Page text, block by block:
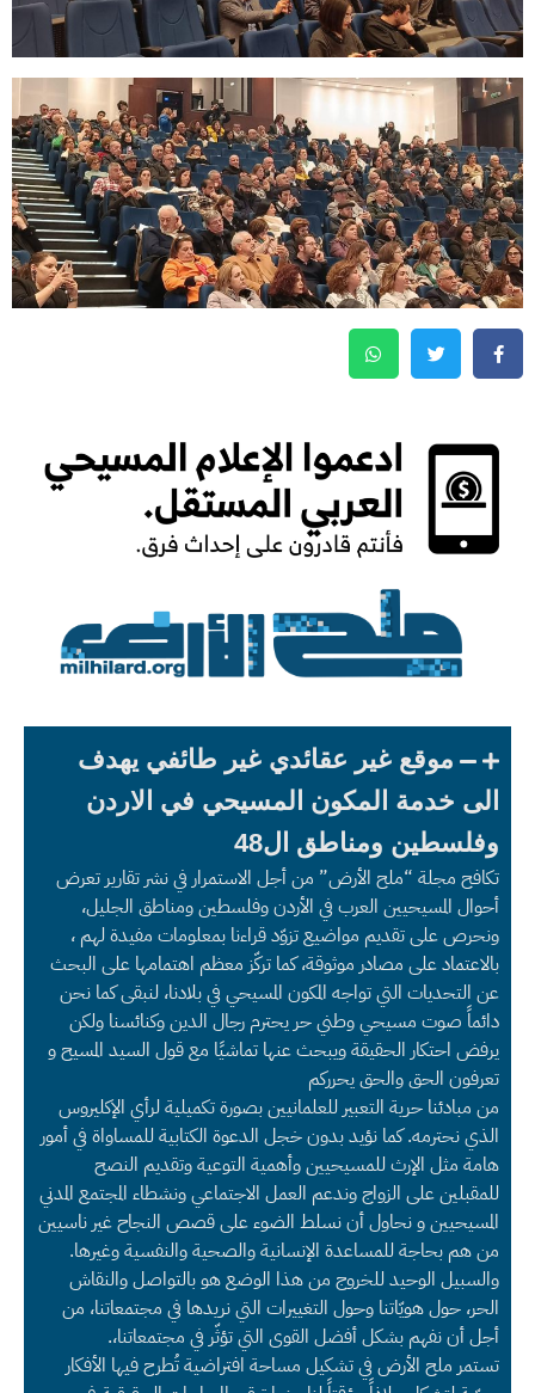
موقع غير عقائدي غير طائفي يهدف
الى خدمة المكون المسيحي في الاردن
وفلسطين ومناطق ال48
تكافح مجلة “ملح الأرض” من أجل الاستمرار في نشر تقارير تعرض
أحوال المسيحيين العرب في الأردن وفلسطين ومناطق الجليل،
ونحرص على تقديم مواضيع تزوّد قراءنا بمعلومات مفيدة لهم ،
بالاعتماد على مصادر موثوقة، كما تركّز معظم اهتمامها على البحث
عن التحديات التي تواجه المكون المسيحي في بلادنا، لنبقى كما نحن
دائماً صوت مسيحي وطني حر يحترم رجال الدين وكنائسنا ولكن
يرفض احتكار الحقيقة ويبحث عنها تماشيًا مع قول السيد المسيح و
تعرفون الحق والحق يحرركم
من مبادئنا حرية التعبير للعلمانيين بصورة تكميلية لرأي الإكليروس
الذي نحترمه. كما نؤيد بدون خجل الدعوة الكتابية للمساواة في أمور
هامة مثل الإرث للمسيحيين وأهمية التوعية وتقديم النصح
للمقبلين على الزواج وندعم العمل الاجتماعي ونشطاء المجتمع المدني
المسيحيين و نحاول أن نسلط الضوء على قصص النجاح غير ناسيين
من هم بحاجة للمساعدة الإنسانية والصحية والنفسية وغيرها.
والسبيل الوحيد للخروج من هذا الوضع هو بالتواصل والنقاش
الحر، حول هويّاتنا وحول التغييرات التي نريدها في مجتمعاتنا، من
أجل أن نفهم بشكل أفضل القوى التي تؤثّر في مجتمعاتنا،.
تستمر ملح الأرض في تشكيل مساحة افتراضية تُطرح فيها الأفكار